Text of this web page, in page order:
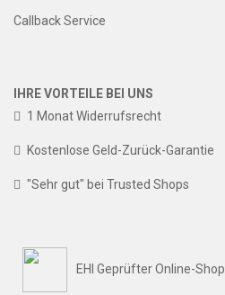
Callback Service
IHRE VORTEILE BEI UNS
1 Monat Widerrufsrecht
Kostenlose Geld-Zurück-Garantie
"Sehr gut" bei Trusted Shops
EHI Geprüfter Online-Shop